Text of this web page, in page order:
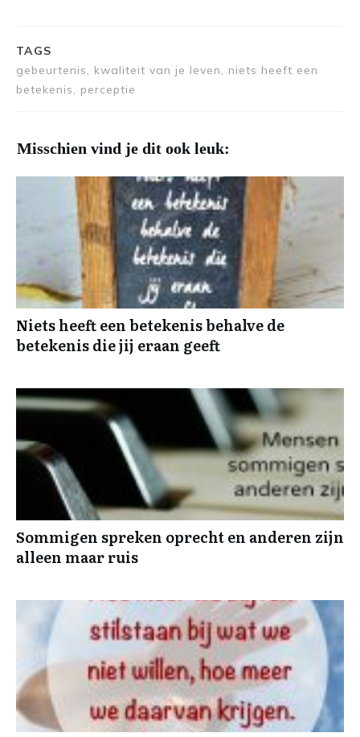
TAGS
gebeurtenis, kwaliteit van je leven, niets heeft een
betekenis, perceptie
Misschien vind je dit ook leuk:
Niets heeft een betekenis behalve de
betekenis die jij eraan geeft
Sommigen spreken oprecht en anderen zijn
alleen maar ruis